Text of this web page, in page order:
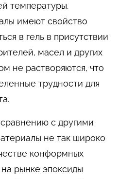
температуры.
имеют свойство
в гель в присутствии
масел и других
не растворяются, что
трудности для
сравнению с другими
не так широко
конформных
рынке эпоксиды